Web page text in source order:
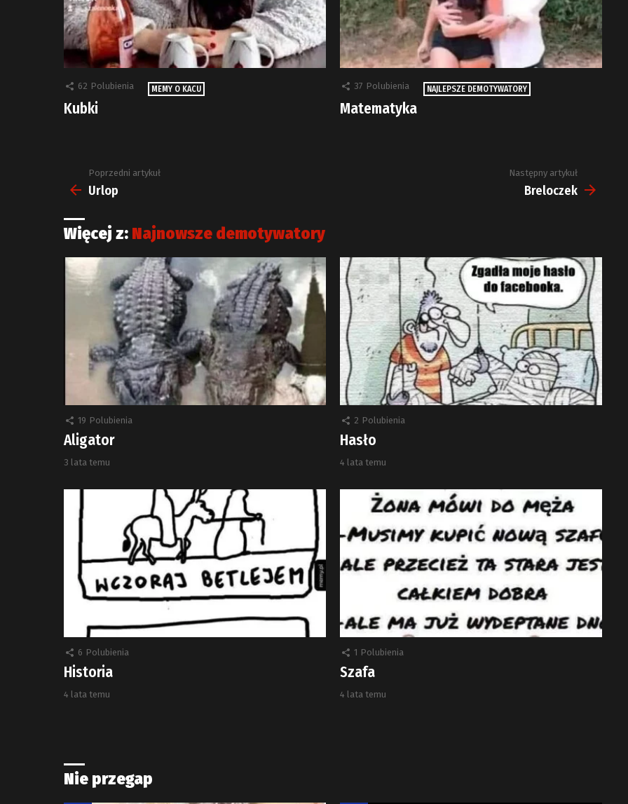
62 Polubienia MEMY O KACU
Kubki
37 Polubienia NAJLEPSZE DEMOTYWATORY
Matematyka
Zobacz
więcej
Poprzedni artykuł
Urlop
Następny artykuł
Breloczek
Więcej z: Najnowsze demotywatory
19 Polubienia
Aligator
3 lata temu
2 Polubienia
Hasło
4 lata temu
6 Polubienia
Historia
4 lata temu
1 Polubienia
Szafa
4 lata temu
Nie przegap